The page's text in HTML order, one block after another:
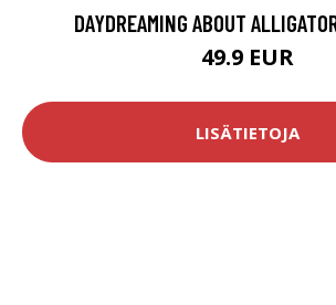
DAYDREAMING ABOUT
49.9 EUR
LISÄTIETOJA